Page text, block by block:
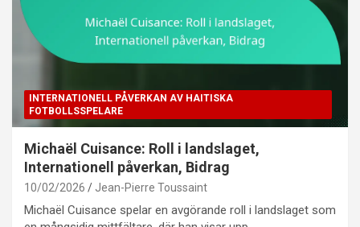
INTERNATIONELL PÅVERKAN AV HAITISKA
FOTBOLLSSPELARE
Michaël Cuisance: Roll i landslaget,
Internationell påverkan, Bidrag
10/02/2026 Jean-Pierre Toussaint
Michaël Cuisance spelar en avgörande roll i landslaget som